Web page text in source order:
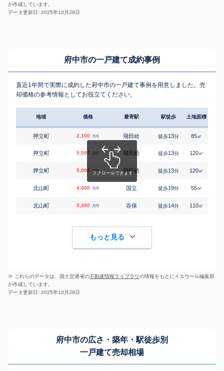
が作成しています。
データ更新日: 2025年10月29日
府中市の一戸建て成約事例
直近1年間で実際に成約した府中市の一戸建て事例を用意しました。売
却価格の参考情報としてお役立てください。
地域 価格 最寄駅 駅徒歩 土地面積
押立町 2,100 万円 飛田給 徒歩13分 85㎡
押立町 5,500 万円 飛田給 徒歩13分 120㎡
押立町 5,000 万円 飛田給 徒歩13分 120㎡
北山町 4,400 万円 国立 徒歩19分 55㎡
北山町 5,400 万円 谷保 徒歩14分 110㎡
もっと見る
※ これらのデータは、国土交通省の不動産情報ライブラリの情報をもとにイエウール編集部
が作成しています。
データ更新日: 2025年10月29日
府中市の広さ・築年・駅徒歩別
一戸建て売却相場